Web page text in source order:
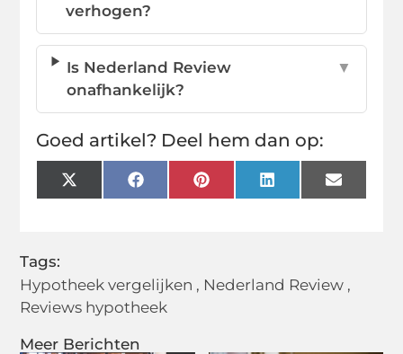
Meer Berichten
verhogen?
Is Nederland Review
onafhankelijk?
▼
Goed artikel? Deel hem dan op:
X
(Twitter)
FacebookPinterestLinkedInEmail
Tags:
Hypotheek vergelijken , Nederland Review ,
Reviews hypotheek